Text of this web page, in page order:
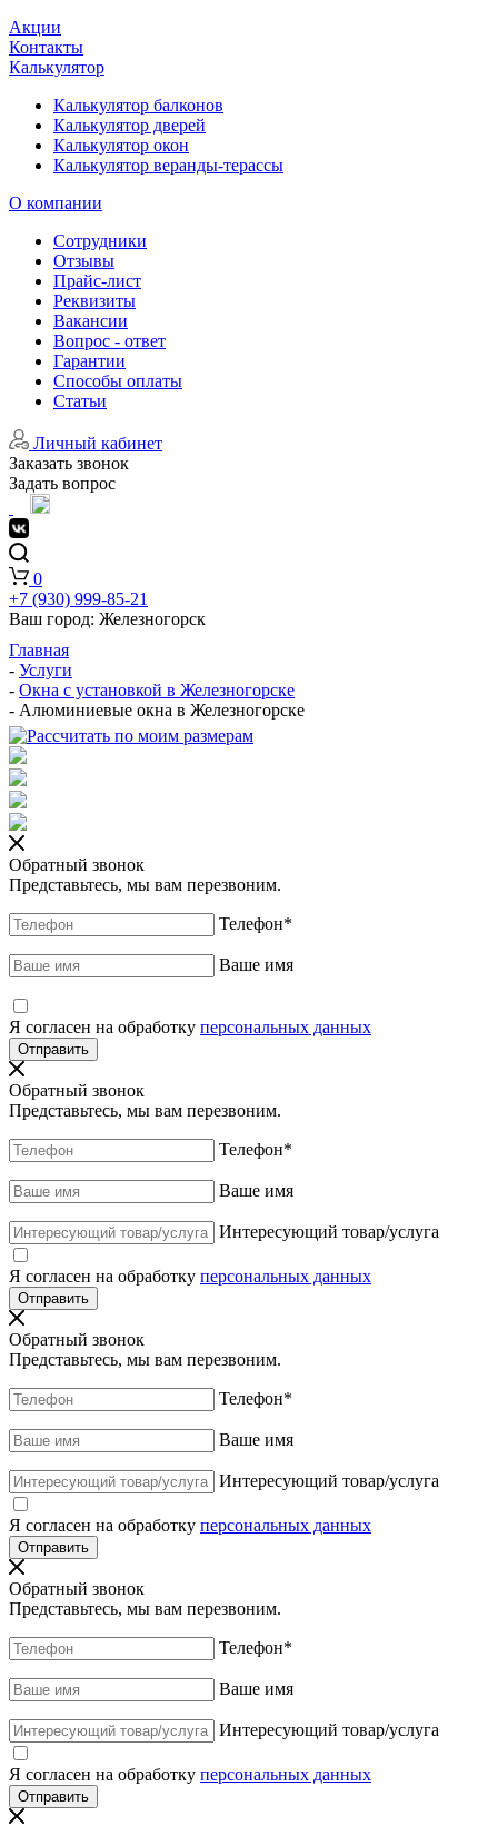
Акции
Контакты
Калькулятор
Калькулятор балконов
Калькулятор дверей
Калькулятор окон
Калькулятор веранды-терассы
О компании
Сотрудники
Отзывы
Прайс-лист
Реквизиты
Вакансии
Вопрос - ответ
Гарантии
Способы оплаты
Статьи
Личный кабинет
Заказать звонок
Задать вопрос
0
+7 (930) 999-85-21
Ваш город: Железногорск
Главная
- Услуги
- Окна с установкой в Железногорске
- Алюминиевые окна в Железногорске
Обратный звонок
Представьтесь, мы вам перезвоним.
Телефон*
Ваше имя
Я согласен на обработку персональных данных
Обратный звонок
Представьтесь, мы вам перезвоним.
Телефон*
Ваше имя
Интересующий товар/услуга
Я согласен на обработку персональных данных
Обратный звонок
Представьтесь, мы вам перезвоним.
Телефон*
Ваше имя
Интересующий товар/услуга
Я согласен на обработку персональных данных
Обратный звонок
Представьтесь, мы вам перезвоним.
Телефон*
Ваше имя
Интересующий товар/услуга
Я согласен на обработку персональных данных